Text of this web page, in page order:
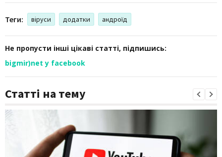
Теги: віруси додатки андроїд
Не пропусти інші цікаві статті, підпишись:
bigmir)net у facebook
Статті на тему